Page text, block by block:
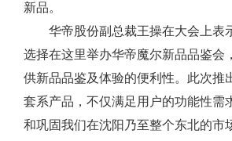
新品。
华帝股份副总裁王操在大会上表
选择在这里举办华帝魔尔新品品鉴会
供新品品鉴及体验的便利性。此次推
套系产品，不仅满足用户的功能性需
和巩固我们在沈阳乃至整个东北的市